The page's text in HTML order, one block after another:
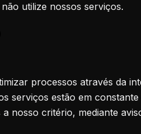
utilize nossos serviços.
processos através da
serviços estão em
nosso critério, mediante